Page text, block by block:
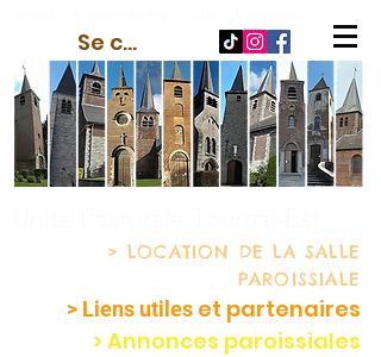
Se connecter
> LOCATION DE LA SALLE
PAROISSIALE
> Liens utiles et partenaires
> Annonces paroissiales